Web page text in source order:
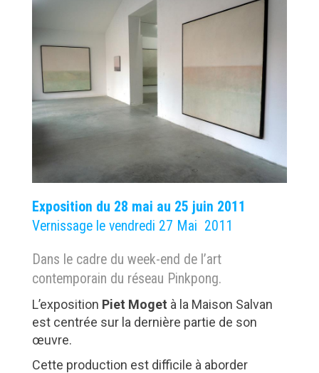
Exposition du 28 mai au 25 juin 2011
Vernissage le vendredi 27 Mai 2011
Dans le cadre du week-end de l’art
contemporain du réseau Pinkpong.
L’exposition Piet Moget à la Maison Salvan
est centrée sur la dernière partie de son
œuvre.
Cette production est difficile à aborder